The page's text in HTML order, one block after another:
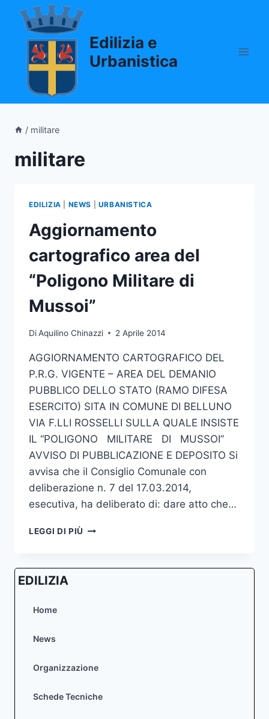
Salta
contenuto
Edilizia e
Urbanistica
/ militare
militare
EDILIZIA NEWS URBANISTICA
Aggiornamento
cartografico area del
“Poligono Militare di
Mussoi”
DiAquilino Chinazzi 2 Aprile 2014
AGGIORNAMENTO CARTOGRAFICO DEL
P.R.G. VIGENTE – AREA DEL DEMANIO
PUBBLICO DELLO STATO (RAMO DIFESA
ESERCITO) SITA IN COMUNE DI BELLUNO
VIA F.LLI ROSSELLI SULLA QUALE INSISTE
IL “POLIGONO MILITARE DI MUSSOI”
AVVISO DI PUBBLICAZIONE E DEPOSITO Si
avvisa che il Consiglio Comunale con
deliberazione n. 7 del 17.03.2014,
esecutiva, ha deliberato di: dare atto che…
LEGGI DI PIÙ AGGIORNAMENTO
DEL
EDILIZIA
Home
News
Organizzazione
Schede Tecniche